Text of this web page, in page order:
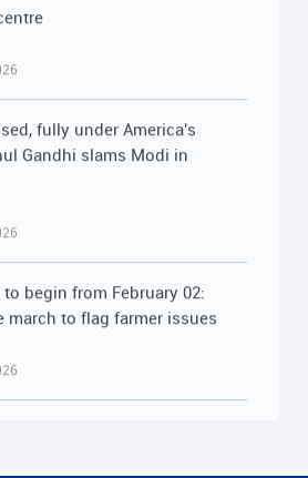
યોજના રૂ.15,000
18-06-2026
યોજના રૂ.15,000
18-06-2026
બાદ ખેડૂતોના મુદ્દે લાંબી
06-2026
fully under America's
Gandhi slams Modi in
begin from February 02:
march to flag farmer issues
बीजेपी-आरएसएस को बताया ‘कौरव’,